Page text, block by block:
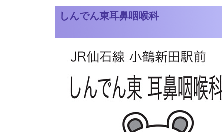
しんでん東耳鼻咽喉科